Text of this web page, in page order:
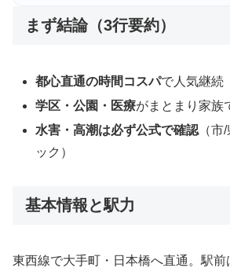
まず結論（3行要約）
都心直通の時間コスパで人気継続
学区・公園・医療がまとまり家族
水害・高潮は必ず公式で確認 （
ック）
基本情報と駅力
東西線で大手町・日本橋へ直通。駅前